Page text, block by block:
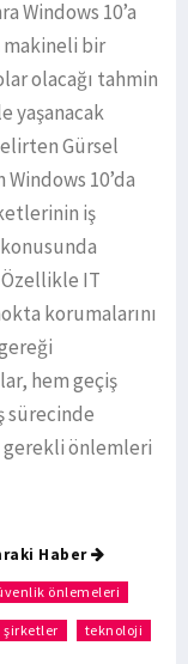
Windows 10’a
makineli bir
olacağı tahmin
yaşanacak
Gürsel
10’da
iş
IT
korumalarını
hem geçiş
sürecinde
gerekli önlemleri
Haber
önlemeleri
şirketler teknoloji